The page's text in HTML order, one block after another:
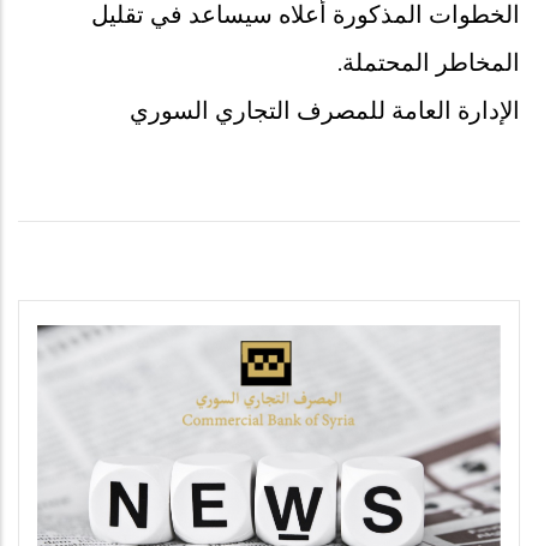
الخطوات المذكورة أعلاه سيساعد في تقليل
المخاطر المحتملة.
الإدارة العامة للمصرف التجاري السوري